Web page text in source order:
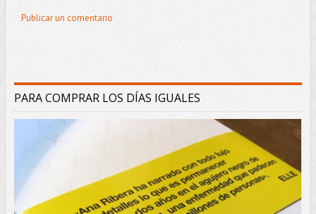
Publicar un comentario
PARA COMPRAR LOS DÍAS IGUALES